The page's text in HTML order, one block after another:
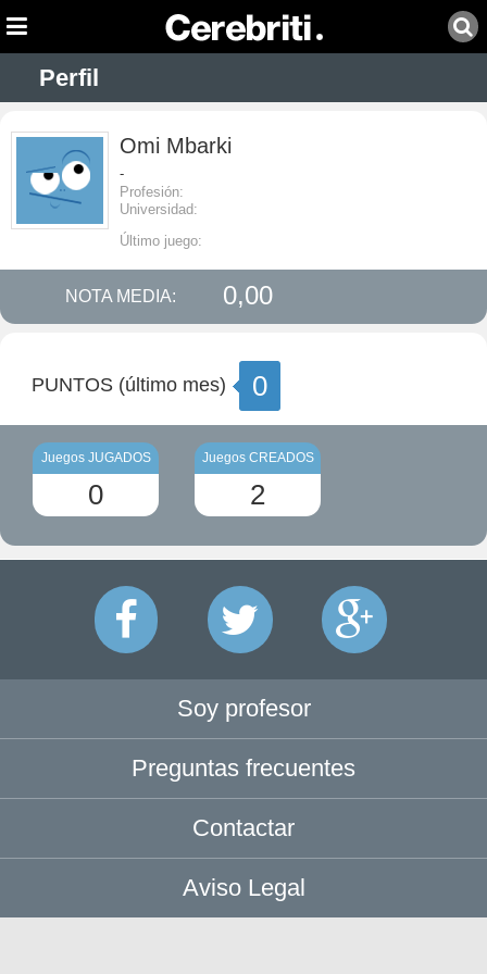
Perfil
Omi Mbarki
-
Profesión:
Universidad:
Último juego:
NOTA MEDIA: 0,00
PUNTOS (último mes) 0
Juegos JUGADOS
0
Juegos CREADOS
2
Soy profesor
Preguntas frecuentes
Contactar
Aviso Legal